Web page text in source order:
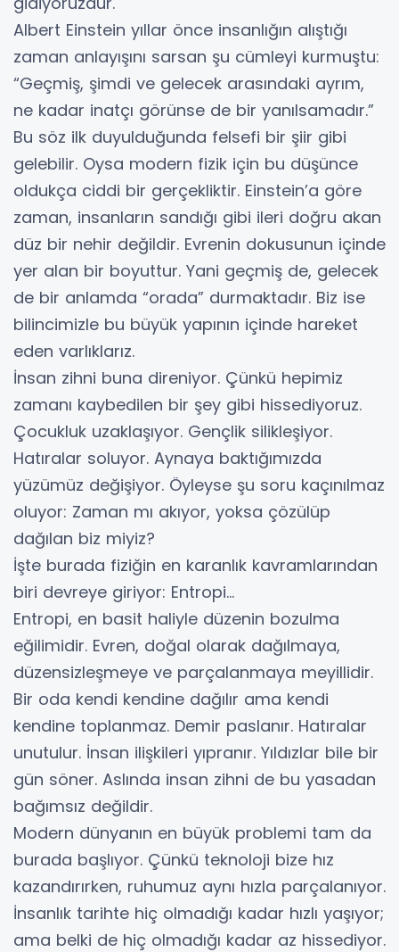
Albert Einstein yıllar önce insanlığın alıştığı
zaman anlayışını sarsan şu cümleyi kurmuştu:
“Geçmiş, şimdi ve gelecek arasındaki ayrım,
ne kadar inatçı görünse de bir yanılsamadır.”
Bu söz ilk duyulduğunda felsefi bir şiir gibi
gelebilir. Oysa modern fizik için bu düşünce
oldukça ciddi bir gerçekliktir. Einstein’a göre
zaman, insanların sandığı gibi ileri doğru akan
düz bir nehir değildir. Evrenin dokusunun içinde
yer alan bir boyuttur. Yani geçmiş de, gelecek
de bir anlamda “orada” durmaktadır. Biz ise
bilincimizle bu büyük yapının içinde hareket
eden varlıklarız.
İnsan zihni buna direniyor. Çünkü hepimiz
zamanı kaybedilen bir şey gibi hissediyoruz.
Çocukluk uzaklaşıyor. Gençlik silikleşiyor.
Hatıralar soluyor. Aynaya baktığımızda
yüzümüz değişiyor. Öyleyse şu soru kaçınılmaz
oluyor: Zaman mı akıyor, yoksa çözülüp
dağılan biz miyiz?
İşte burada fiziğin en karanlık kavramlarından
biri devreye giriyor: Entropi...
Entropi, en basit haliyle düzenin bozulma
eğilimidir. Evren, doğal olarak dağılmaya,
düzensizleşmeye ve parçalanmaya meyillidir.
Bir oda kendi kendine dağılır ama kendi
kendine toplanmaz. Demir paslanır. Hatıralar
unutulur. İnsan ilişkileri yıpranır. Yıldızlar bile bir
gün söner. Aslında insan zihni de bu yasadan
bağımsız değildir.
Modern dünyanın en büyük problemi tam da
burada başlıyor. Çünkü teknoloji bize hız
kazandırırken, ruhumuz aynı hızla parçalanıyor.
İnsanlık tarihte hiç olmadığı kadar hızlı yaşıyor;
ama belki de hiç olmadığı kadar az hissediyor.